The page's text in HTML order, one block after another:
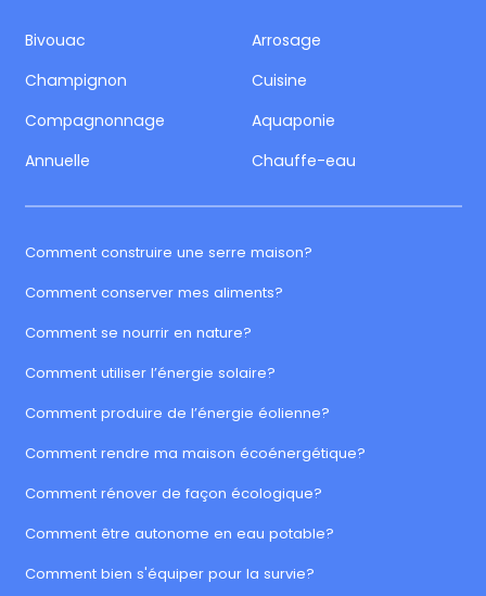
Comment construire une serre maison?
Comment conserver mes aliments?
Comment se nourrir en nature?
Comment utiliser l’énergie solaire?
Comment produire de l’énergie éolienne?
Comment rendre ma maison écoénergétique?
Comment rénover de façon écologique?
Comment être autonome en eau potable?
Comment bien s'équiper pour la survie?
Bivouac
Arrosage
Champignon
Cuisine
Compagnonnage
Aquaponie
Annuelle
Chauffe-eau